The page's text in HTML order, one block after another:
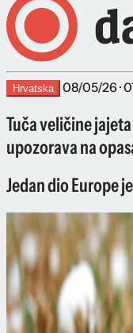
Hrvatska 08/05/26 ·
Tuča veličine
upozorava na
Jedan dio Europe